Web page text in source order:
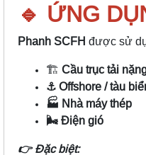
🔹 ỨNG
Phanh SCFH được sử
🏗️ Cầu trục tải
⚓ Offshore / tàu
🏭 Nhà máy thép
🌬️ Điện gió
👉 Đặc biệt: